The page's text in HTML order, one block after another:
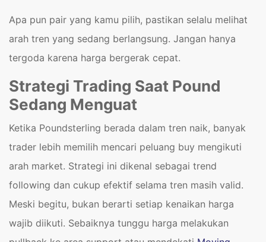
Apa pun pair yang kamu pilih, pastikan selalu melihat
arah tren yang sedang berlangsung. Jangan hanya
tergoda karena harga bergerak cepat.
Strategi Trading Saat Pound
Sedang Menguat
Ketika Poundsterling berada dalam tren naik, banyak
trader lebih memilih mencari peluang buy mengikuti
arah market. Strategi ini dikenal sebagai trend
following dan cukup efektif selama tren masih valid.
Meski begitu, bukan berarti setiap kenaikan harga
wajib diikuti. Sebaiknya tunggu harga melakukan